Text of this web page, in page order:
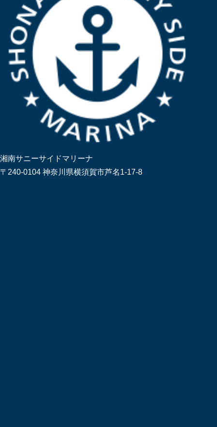
湘南サニーサイドマリーナ
〒240-0104 神奈川県横須賀市芦名1-17-8